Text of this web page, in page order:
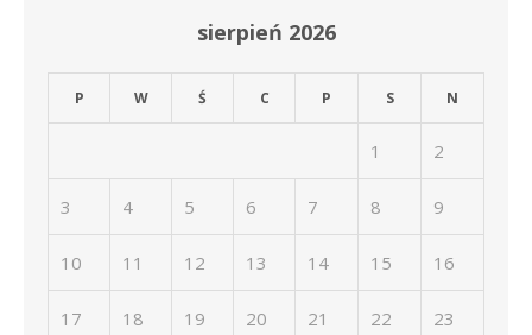
sierpień 2026
P W Ś C P S N
1 2
3 4 5 6 7 8 9
10 11 12 13 14 15 16
17 18 19 20 21 22 23